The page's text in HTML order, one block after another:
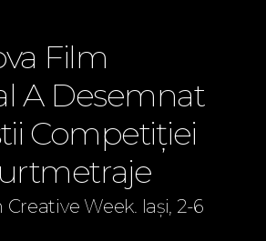
Film
A Desemnat
Competiției
Week. Iași, 2-6